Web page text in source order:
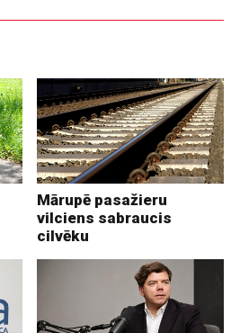
Mārupē pasažieru
vilciens sabraucis
cilvēku